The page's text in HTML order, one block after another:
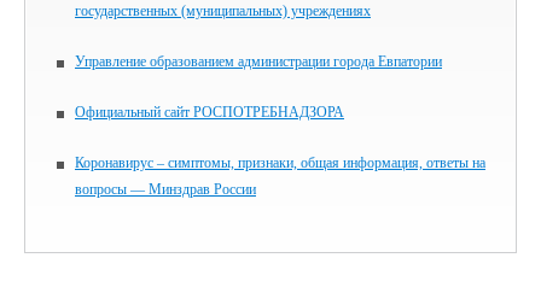
государственных (муниципальных) учреждениях
Управление образованием администрации города Евпатории
Официальный сайт РОСПОТРЕБНАДЗОРА
Коронавирус – симптомы, признаки, общая информация, ответы на
вопросы — Минздрав России